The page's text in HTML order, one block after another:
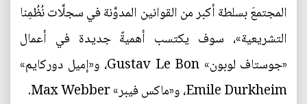
المجتمعَ بسلطة أكبر من القوانين المدوَّنة في سجلَّات نُظُمِنا
التشريعية»، سوف يكتسب أهميةً جديدة في أعمال
«جوستاف لوبون» Gustav Le Bon، و«إميل دوركايم»
Emile Durkheim، و«ماكس فيبر» Max Webber.